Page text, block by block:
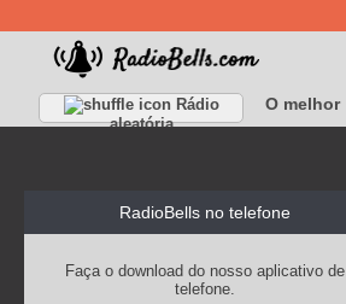
Rádio
aleatória
O melhor
RadioBells no telefone
Faça o download do nosso aplicativo de
telefone.